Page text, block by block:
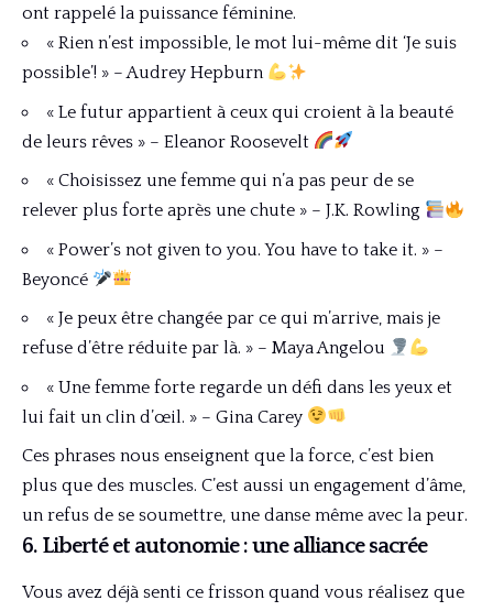
ont rappelé la puissance féminine.
« Rien n’est impossible, le mot lui-même dit ‘Je suis
possible’! » – Audrey Hepburn
« Le futur appartient à ceux qui croient à la beauté
de leurs rêves » – Eleanor Roosevelt
« Choisissez une femme qui n’a pas peur de se
relever plus forte après une chute » – J.K. Rowling
« Power’s not given to you. You have to take it. » –
Beyoncé
« Je peux être changée par ce qui m’arrive, mais je
refuse d’être réduite par là. » – Maya Angelou
« Une femme forte regarde un défi dans les yeux et
lui fait un clin d’œil. » – Gina Carey
Ces phrases nous enseignent que la force, c’est bien
plus que des muscles. C’est aussi un engagement d’âme,
un refus de se soumettre, une danse même avec la peur.
6. Liberté et autonomie : une alliance sacrée
Vous avez déjà senti ce frisson quand vous réalisez que